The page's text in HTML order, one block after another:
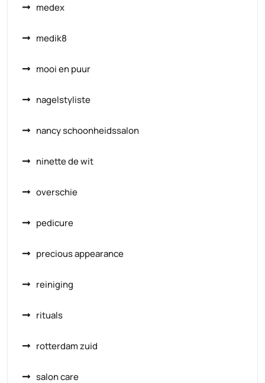
medex
medik8
mooi en puur
nagelstyliste
nancy schoonheidssalon
ninette de wit
overschie
pedicure
precious appearance
reiniging
rituals
rotterdam zuid
salon care